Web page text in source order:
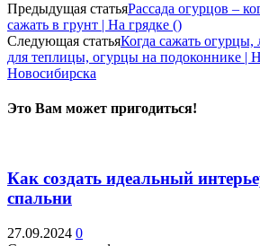
Предыдущая статьяРассада огурцов –
сажать в грунт | На грядке ()
Следующая статьяКогда сажать огурцы,
для теплицы, огурцы на подоконнике
Новосибирска
Это Вам может пригодиться!
Как создать идеальный
спальни
27.09.2024 0